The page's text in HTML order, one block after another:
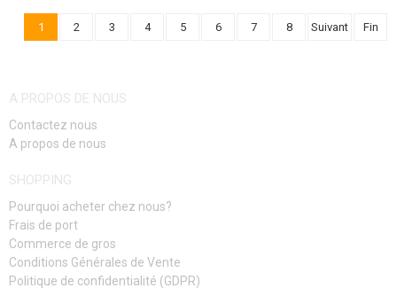
1 2 3 4 5 6 7 8 Suivant Fin
A PROPOS DE NOUS
Contactez nous
A propos de nous
SHOPPING
Pourquoi acheter chez nous?
Frais de port
Commerce de gros
Conditions Générales de Vente
Politique de confidentialité (GDPR)